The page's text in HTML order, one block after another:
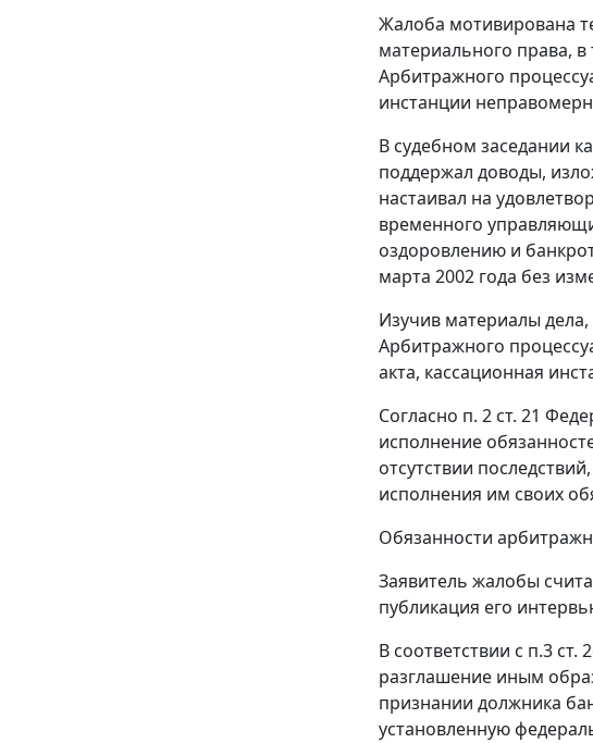
Жалоба мотивирована
материального права, в
Арбитражного
инстанции
В судебном заседании
поддержал доводы,
настаивал на
временного
оздоровлению и
марта 2002 года без
Изучив материалы
Арбитражного
акта, кассационная
Согласно п. 2 ст. 21
исполнение
отсутствии
исполнения им своих
Обязанности
Заявитель жалобы
публикация его
В соответствии с п.3 ст.
разглашение иным
признании должника
установленную